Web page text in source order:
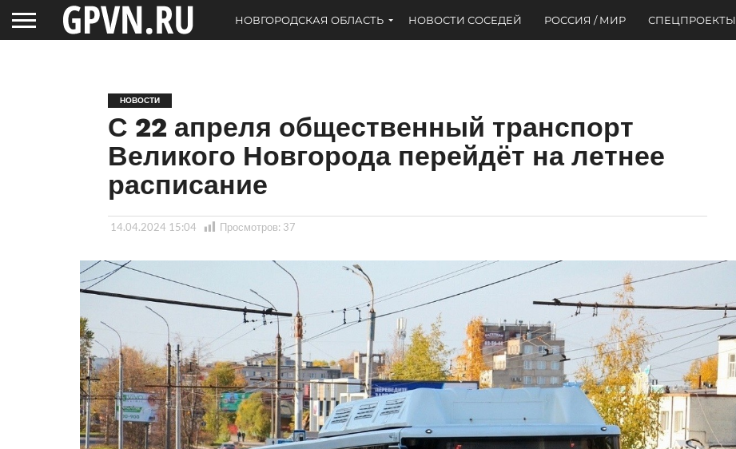
НОВГОРОДСКАЯ ОБЛАСТЬ НОВОСТИ СОСЕДЕЙ РОССИЯ / МИР СПЕЦПРОЕКТЫ
НОВОСТИ
С 22 апреля общественный транспорт
Великого Новгорода перейдёт на летнее
расписание
14.04.2024 15:04 Просмотров: 37